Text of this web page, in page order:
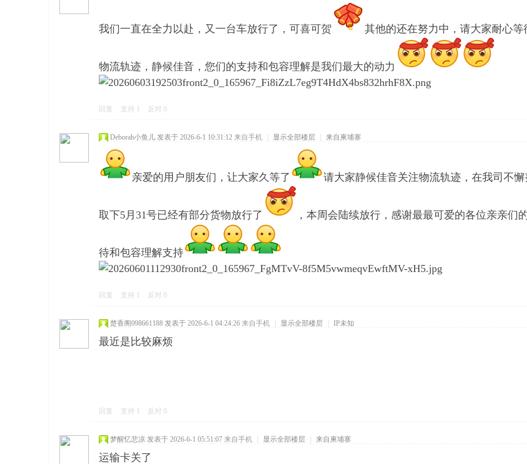
我们一直在全力以赴，又一台车放行了，可喜可贺 其他的还在努力中，请大家耐心等
物流轨迹，静候佳音，您们的支持和包容理解是我们最大的动力
回复 支持 反对 0
Deborah小鱼儿 发表于 2026-6-1 10:31:12 来自手机 显示全部楼层 来自柬埔寨
亲爱的用户朋友们，让大家久等了 请大家静候佳音关注物流轨迹，在我司不
取下5月31号已经有部分货物放行了 ，本周会陆续放行，感谢最最可爱的各位亲亲们
待和包容理解支持
回复 支持 反对 0
楚香阁098661188 发表于 2026-6-1 04:24:26 来自手机 显示全部楼层 IP未知
最近是比较麻烦
回复 支持 反对 0
梦醒忆悲凉 发表于 2026-6-1 05:51:07 来自手机 显示全部楼层 来自柬埔寨
运输卡关了